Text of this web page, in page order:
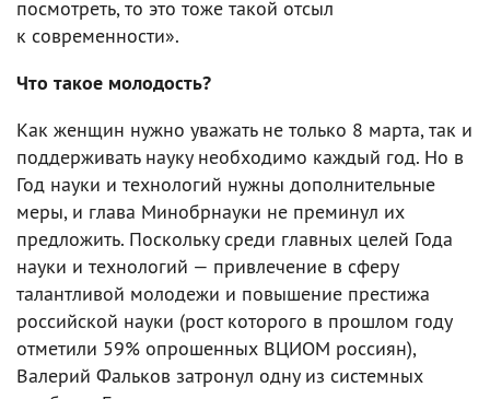
посмотреть, то это тоже такой отсыл
к современности».
Что такое молодость?
Как женщин нужно уважать не только 8 марта, так и
поддерживать науку необходимо каждый год. Но в
Год науки и технологий нужны дополнительные
меры, и глава Минобрнауки не преминул их
предложить. Поскольку среди главных целей Года
науки и технологий — привлечение в сферу
талантливой молодежи и повышение престижа
российской науки (рост которого в прошлом году
отметили 59% опрошенных ВЦИОМ россиян),
Валерий Фальков затронул одну из системных